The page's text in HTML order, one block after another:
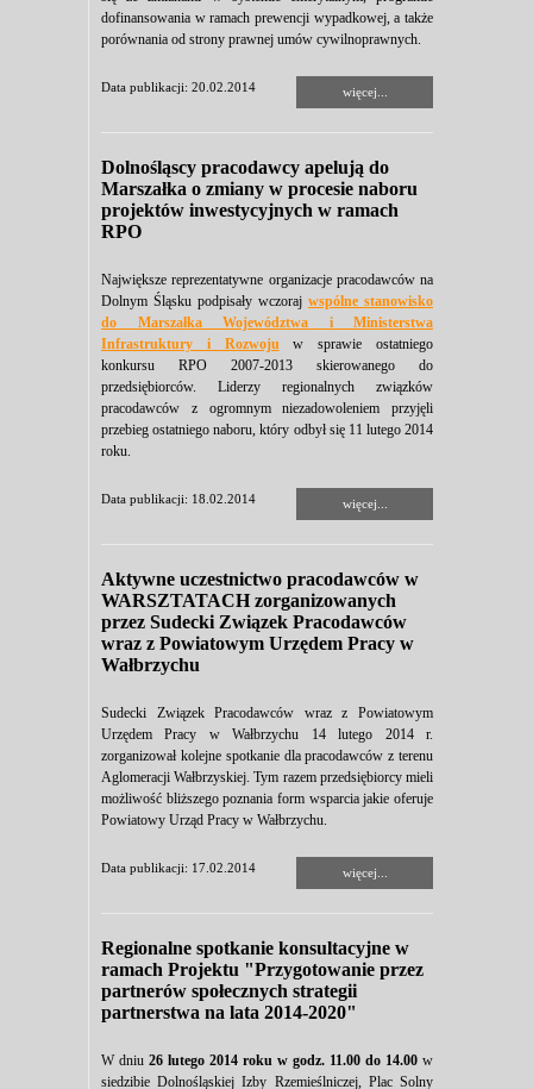
dofinansowania w ramach prewencji wypadkowej, a także
porównania od strony prawnej umów cywilnoprawnych.
Data publikacji: 20.02.2014 więcej...
Dolnośląscy pracodawcy apelują do
Marszałka o zmiany w procesie naboru
projektów inwestycyjnych w ramach
RPO
Największe reprezentatywne organizacje pracodawców na
Dolnym Śląsku podpisały wczoraj wspólne stanowisko
do Marszałka Województwa i Ministerstwa
Infrastruktury i Rozwojuw sprawie ostatniego
konkursu RPO 2007-2013 skierowanego do
przedsiębiorców. Liderzy regionalnych związków
pracodawców z ogromnym niezadowoleniem przyjęli
przebieg ostatniego naboru, który odbył się 11 lutego 2014
roku.
Data publikacji: 18.02.2014 więcej...
Aktywne uczestnictwo pracodawców w
WARSZTATACH zorganizowanych
przez Sudecki Związek Pracodawców
wraz z Powiatowym Urzędem Pracy w
Wałbrzychu
Sudecki Związek Pracodawców wraz z Powiatowym
Urzędem Pracy w Wałbrzychu 14 lutego 2014 r.
zorganizował kolejne spotkanie dla pracodawców z terenu
Aglomeracji Wałbrzyskiej. Tym razem przedsiębiorcy mieli
możliwość bliższego poznania form wsparcia jakie oferuje
Powiatowy Urząd Pracy w Wałbrzychu.
Data publikacji: 17.02.2014 więcej...
Regionalne spotkanie konsultacyjne w
ramach Projektu "Przygotowanie przez
partnerów społecznych strategii
partnerstwa na lata 2014-2020"
W dniu 26 lutego 2014 roku w godz. 11.00 do 14.00 w
siedzibie Dolnośląskiej Izby Rzemieślniczej, Plac Solny